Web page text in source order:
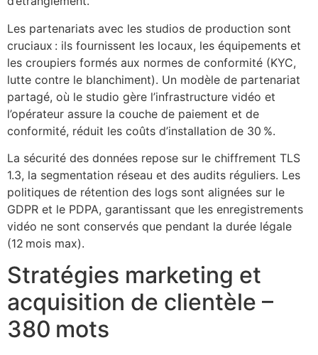
Les partenariats avec les studios de production sont
cruciaux : ils fournissent les locaux, les équipements et
les croupiers formés aux normes de conformité (KYC,
lutte contre le blanchiment). Un modèle de partenariat
partagé, où le studio gère l’infrastructure vidéo et
l’opérateur assure la couche de paiement et de
conformité, réduit les coûts d’installation de 30 %.
La sécurité des données repose sur le chiffrement TLS
1.3, la segmentation réseau et des audits réguliers. Les
politiques de rétention des logs sont alignées sur le
GDPR et le PDPA, garantissant que les enregistrements
vidéo ne sont conservés que pendant la durée légale
(12 mois max).
Stratégies marketing et
acquisition de clientèle –
380 mots